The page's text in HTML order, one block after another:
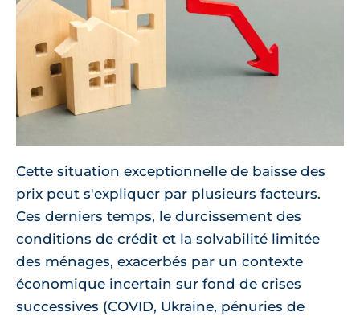
Cette situation exceptionnelle de baisse des
prix peut s'expliquer par plusieurs facteurs.
Ces derniers temps, le durcissement des
conditions de crédit et la solvabilité limitée
des ménages, exacerbés par un contexte
économique incertain sur fond de crises
successives (COVID, Ukraine, pénuries de